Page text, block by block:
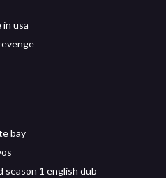
in usa
bay
season 1 english dub